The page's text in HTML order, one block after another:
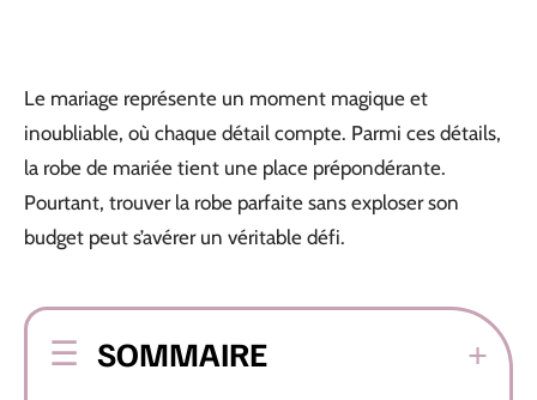
Le mariage représente un moment magique et
inoubliable, où chaque détail compte. Parmi ces détails,
la robe de mariée tient une place prépondérante.
Pourtant, trouver la robe parfaite sans exploser son
budget peut s’avérer un véritable défi.
SOMMAIRE